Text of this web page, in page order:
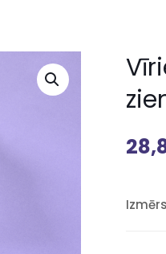
Izmērs